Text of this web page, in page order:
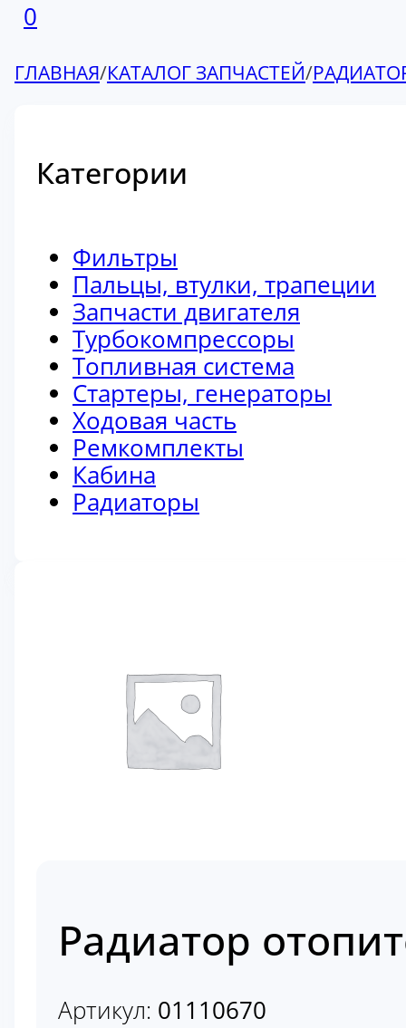
0
ГЛАВНАЯ/КАТАЛОГ ЗАПЧАСТЕЙ/
Категории
Фильтры
Пальцы, втулки, трапеции
Запчасти двигателя
Турбокомпрессоры
Топливная система
Стартеры, генераторы
Ходовая часть
Ремкомплекты
Кабина
Радиаторы
Радиатор
Артикул: 01110670